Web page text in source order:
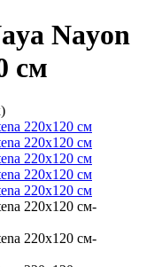
Nayon
см